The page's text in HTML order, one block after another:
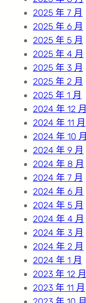
2025 年 7 月
2025 年 6 月
2025 年 5 月
2025 年 4 月
2025 年 3 月
2025 年 2 月
2025 年 1 月
2024 年 12 月
2024 年 11 月
2024 年 10 月
2024 年 9 月
2024 年 8 月
2024 年 7 月
2024 年 6 月
2024 年 5 月
2024 年 4 月
2024 年 3 月
2024 年 2 月
2024 年 1 月
2023 年 12 月
2023 年 11 月